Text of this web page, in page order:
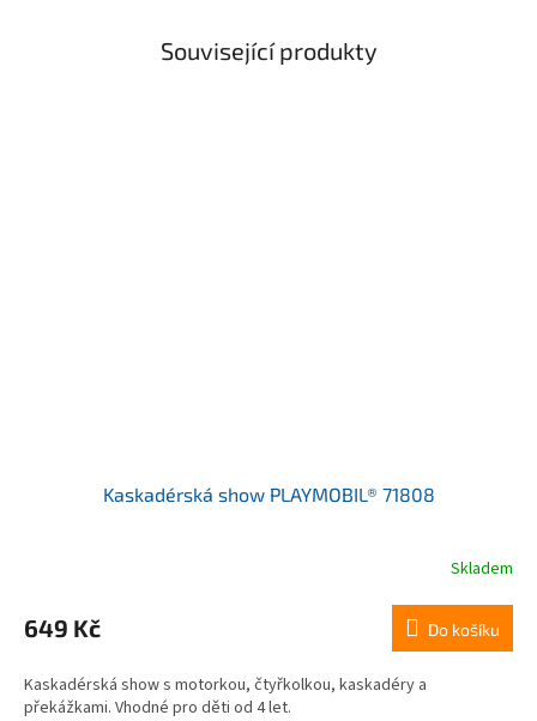
Související produkty
Kaskadérská show PLAYMOBIL® 71808
Skladem
649 Kč Do košíku
Kaskadérská show s motorkou, čtyřkolkou, kaskadéry a
překážkami. Vhodné pro děti od 4 let.